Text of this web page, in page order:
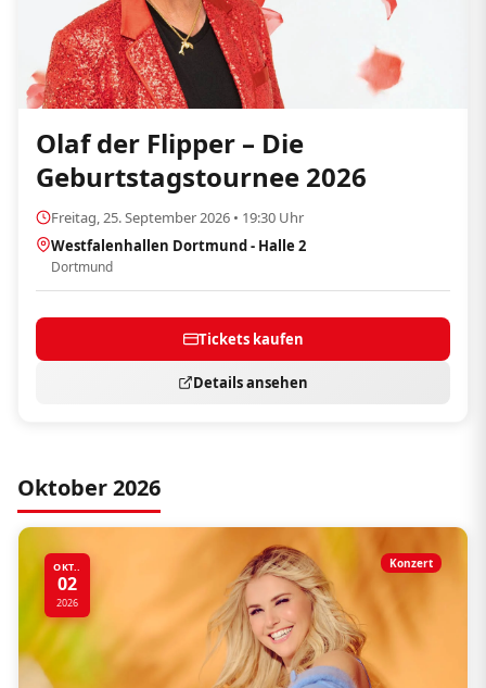
Olaf der Flipper – Die
Geburtstagstournee 2026
Freitag, 25. September 2026 • 19:30 Uhr
Westfalenhallen Dortmund - Halle 2
Dortmund
Tickets kaufen
Details ansehen
Oktober 2026
OKT..
02
2026
Konzert